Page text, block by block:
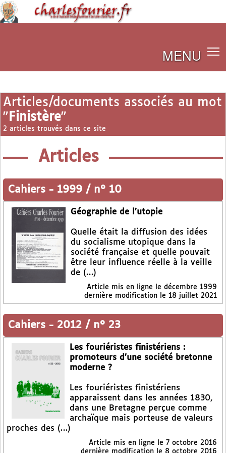
MENU
Articles/documents associés au mot
" Finistère"
2 articles trouvés dans ce site
Articles
Cahiers - 1999 / n° 10
Géographie de l’utopie
Quelle était la diffusion des idées
du socialisme utopique dans la
société française et quelle pouvait
être leur influence réelle à la veille
de (…)
Article mis en ligne le décembre 1999
dernière modification le 18 juillet 2021
Cahiers - 2012 / n° 23
Les fouriéristes finistériens :
promoteurs d’une société bretonne
moderne ?
Les fouriéristes finistériens
apparaissent dans les années 1830,
dans une Bretagne perçue comme
archaïque mais porteuse de valeurs
proches des (…)
Article mis en ligne le 7 octobre 2016
dernière modification le 8 octobre 2016